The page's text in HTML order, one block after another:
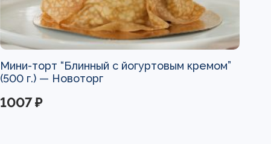
Мини-торт “Блинный с йогуртовым кремом”
(500 г.) — Новоторг
1007 ₽